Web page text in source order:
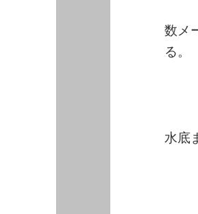
数メ
る。
水底